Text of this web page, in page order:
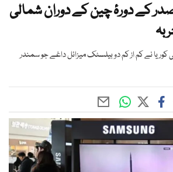
کے دورۂ چین کے دوران شمالی
کوریا نے کم از کم دو بیلسٹک میزائل داغے جو سمندر